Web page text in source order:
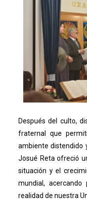
Después del culto,
fraternal que
ambiente distendido
Josué Reta ofreció
situación y el
mundial,
realidad de nuestra